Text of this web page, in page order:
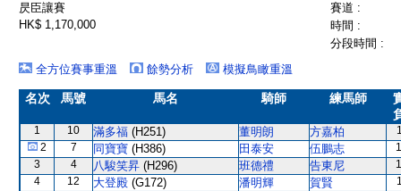
昃臣讓賽
賽道 :
HK$ 1,170,000
時間 :
分段時間 :
全方位賽事重溫
餘勢分析 模擬鳥瞰重溫
名次 馬號 馬名 騎師 練馬師
1 10 滿多福 (H251) 董明朗 方嘉柏
2
7 同寶寶 (H386) 田泰安 伍鵬志
3
4 八駿笑昇 (H296) 班德禮 告東尼
4
12 大登殿 (G172) 潘明輝 賀賢